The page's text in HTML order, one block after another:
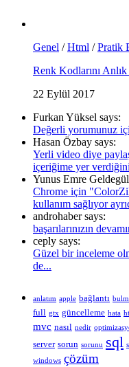
Genel /Html /Pratik
Renk Kodlarını
22 Eylül 2017
Furkan Yüksel says:
Değerli yorumunuz
Hasan Özbay says:
Yerli video diye
içeriğime yer
Yunus Emre
Chrome için
kullanım sağlıyor
androhaber says:
başarılarınızın
ceply says:
Güzel bir inceleme
de...
anlatım apple bağlantı
full gtx güncelleme hata
mvc nasıl nedir
server sorun sorunu sql
windows çözüm